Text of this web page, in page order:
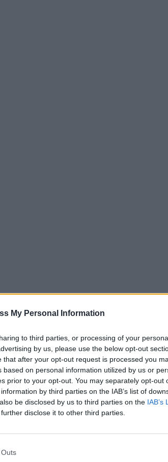
My Personal Information
to third parties, or processing of your
by us, please use the below opt-out
after your opt-out request is processed you
on personal information utilized by us or
prior to your opt-out. You may separately opt-out
by third parties on the IAB’s list of
be disclosed by us to third parties on the IAB’s
disclose it to other third parties.